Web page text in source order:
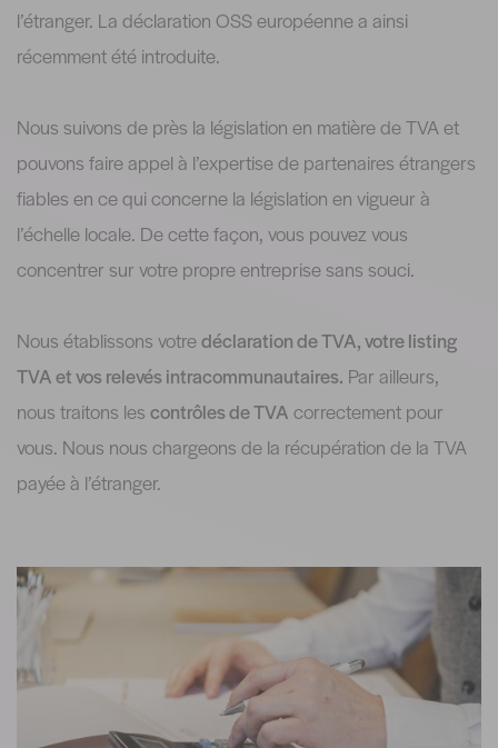
l’étranger. La déclaration OSS européenne a ainsi
récemment été introduite.
Nous suivons de près la législation en matière de TVA et
pouvons faire appel à l’expertise de partenaires étrangers
fiables en ce qui concerne la législation en vigueur à
l’échelle locale. De cette façon, vous pouvez vous
concentrer sur votre propre entreprise sans souci.
Nous établissons votredéclaration de TVA, votre listing
TVA et vos relevés intracommunautaires. Par ailleurs,
nous traitons les contrôles de TVA correctement pour
vous. Nous nous chargeons de la récupération de la TVA
payée à l’étranger.